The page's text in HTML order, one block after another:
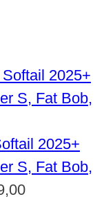
2025+
S, Fat Bob,